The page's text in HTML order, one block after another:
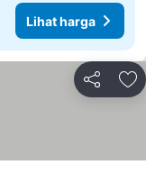
Lihat harga
Bagikan